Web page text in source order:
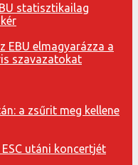
statisztikailag
EBU elmagyarázza a
szavazatokat
a zsűrit meg kellene
utáni koncertjét